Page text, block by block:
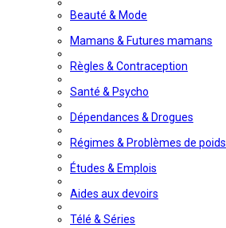
Beauté & Mode
Mamans & Futures mamans
Règles & Contraception
Santé & Psycho
Dépendances & Drogues
Régimes & Problèmes de poids
Études & Emplois
Aides aux devoirs
Télé & Séries